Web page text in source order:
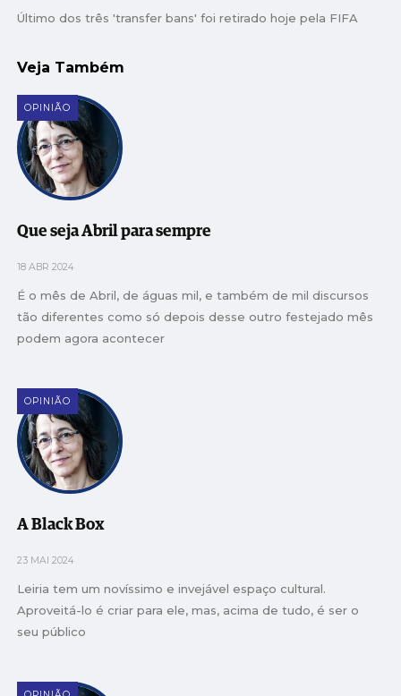
Último dos três 'transfer bans' foi retirado hoje pela FIFA
Veja Também
OPINIÃO
Que seja Abril para sempre
18 ABR 2024
É o mês de Abril, de águas mil, e também de mil discursos
tão diferentes como só depois desse outro festejado mês
podem agora acontecer
OPINIÃO
A Black Box
23 MAI 2024
Leiria tem um novíssimo e invejável espaço cultural.
Aproveitá-lo é criar para ele, mas, acima de tudo, é ser o
seu público